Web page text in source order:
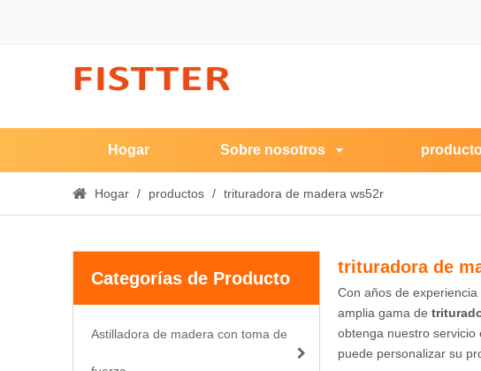
Hogar Sobre nosotros
Hogar / productos / trituradora de madera ws52r
Categorías de Producto
Astilladora de madera con toma de
trituradora de
Con años de
amplia gama de
obtenga nuestro
puede personalizar su